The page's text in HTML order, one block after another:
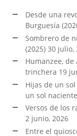
Desde una
Burguesía
Sombrero de
(2025) 30 julio,
Humanzee,
trinchera 19
Hijas de un sol
un sol naciente
Versos de los
2 junio, 2026
Entre el